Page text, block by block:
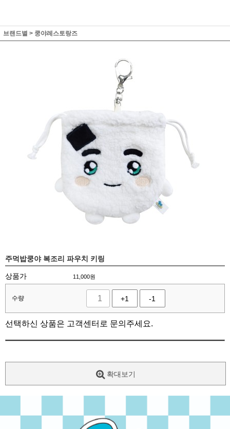
브랜드별 > 쿵야레스토랑즈
주먹밥쿵야 복조리 파우치 키링
상품가 11,000원
수량 +1 -1
선택하신 상품은 고객센터로 문의주세요.
확대보기